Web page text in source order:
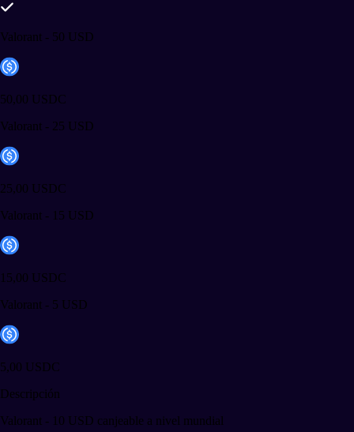
Valorant - 50 USD
50,00 USDC
Valorant - 25 USD
25,00 USDC
Valorant - 15 USD
15,00 USDC
Valorant - 5 USD
5,00 USDC
Descripción
Valorant - 10 USD canjeable a nivel mundial